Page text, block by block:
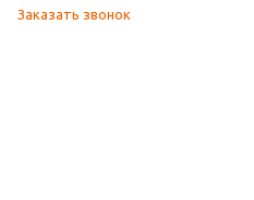
Заказать звонок